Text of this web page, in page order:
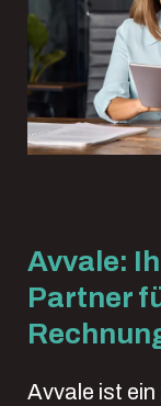
Avvale:
Partner
Avvale ist